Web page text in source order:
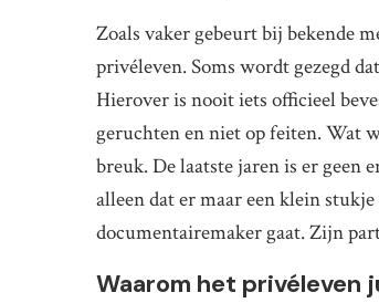
Zoals vaker gebeurt bij bekende
privéleven. Soms wordt gezegd
Hierover is nooit iets officieel
geruchten en niet op feiten. Wat
breuk. De laatste jaren is er geen
alleen dat er maar een klein
documentairemaker gaat. Zijn
Waarom het privéleven